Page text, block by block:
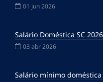
01 jun 2026
Salário Doméstica SC
03 abr 2026
Salário mínimo